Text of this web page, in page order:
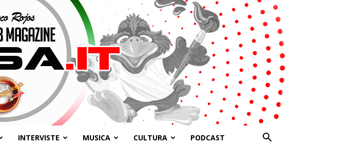
INTERVISTE MUSICA CULTURA PODCAST